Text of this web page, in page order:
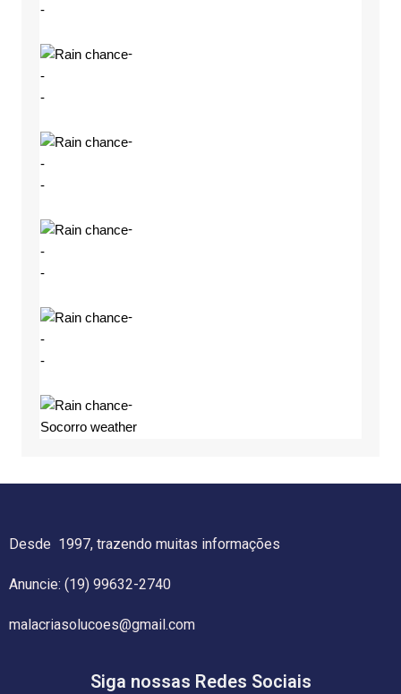
-
-
-
-
-
-
-
-
-
-
-
-
-
-
Socorro weather
Desde 1997, trazendo muitas informações
Anuncie: (19) 99632-2740
malacriasolucoes@gmail.com
Siga nossas Redes Sociais